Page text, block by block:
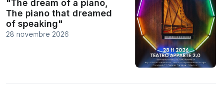
"The dream of a piano,
The piano that dreamed
of speaking"
28 novembre 2026